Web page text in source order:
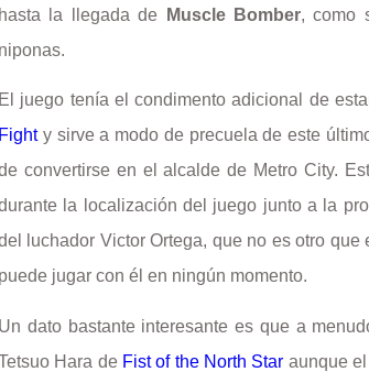
hasta la llegada de
Muscle Bomber, como
niponas.
El juego tenía el condimento adicional de
Fighty sirve a modo de precuela de este
convertirse en el alcalde de Metro City.
la localización del juego junto a la
luchador Victor Ortega, que no es otro
puede jugar con él en ningún momento.
Un dato bastante interesante es que a
Hara de Fist of the North Star aunque